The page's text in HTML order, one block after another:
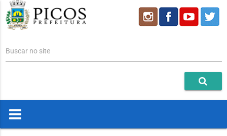
Buscar no site